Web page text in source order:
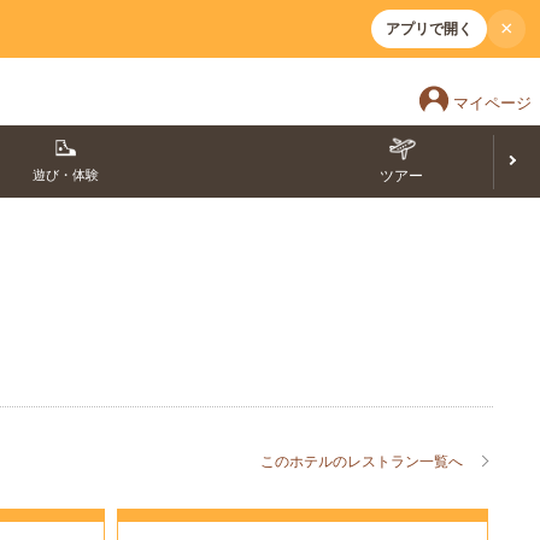
アプリで開く ×
マイページ
遊び・体験 ツアー
このホテルのレストラン一覧へ